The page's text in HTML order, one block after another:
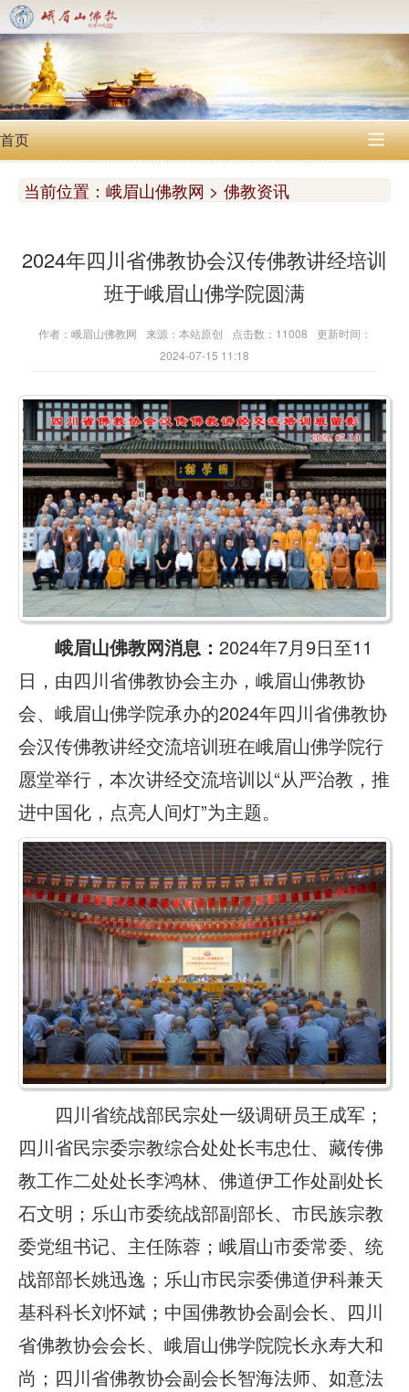
首页 
当前位置： 峨眉山佛教网 > 佛教资讯
2024年四川省佛教协会汉传佛教讲经培训
班于峨眉山佛学院圆满
作者：峨眉山佛教网 来源：本站原创 点击数：11008
更新时间：
2024-07-15 11:18
峨眉山佛教网消息： 2024年7月9日至11
日，由四川省佛教协会主办，峨眉山佛教协
会、峨眉山佛学院承办的2024年四川省佛教协
会汉传佛教讲经交流培训班在峨眉山佛学院行
愿堂举行，本次讲经交流培训以“从严治教，推
进中国化，点亮人间灯”为主题。
四川省统战部民宗处一级调研员王成军；
四川省民宗委宗教综合处处长韦忠仕、藏传佛
教工作二处处长李鸿林、佛道伊工作处副处长
石文明；乐山市委统战部副部长、市民族宗教
委党组书记、主任陈蓉；峨眉山市委常委、统
战部部长姚迅逸；乐山市民宗委佛道伊科兼天
基科科长刘怀斌；中国佛教协会副会长、四川
省佛教协会会长、峨眉山佛学院院长永寿大和
尚；四川省佛教协会副会长智海法师、如意法